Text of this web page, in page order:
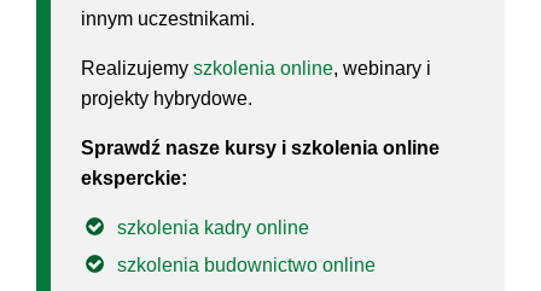
innym uczestnikami.
Realizujemy szkolenia online, webinary i
projekty hybrydowe.
Sprawdź nasze kursy i szkolenia online
eksperckie:
szkolenia kadry online
szkolenia budownictwo online